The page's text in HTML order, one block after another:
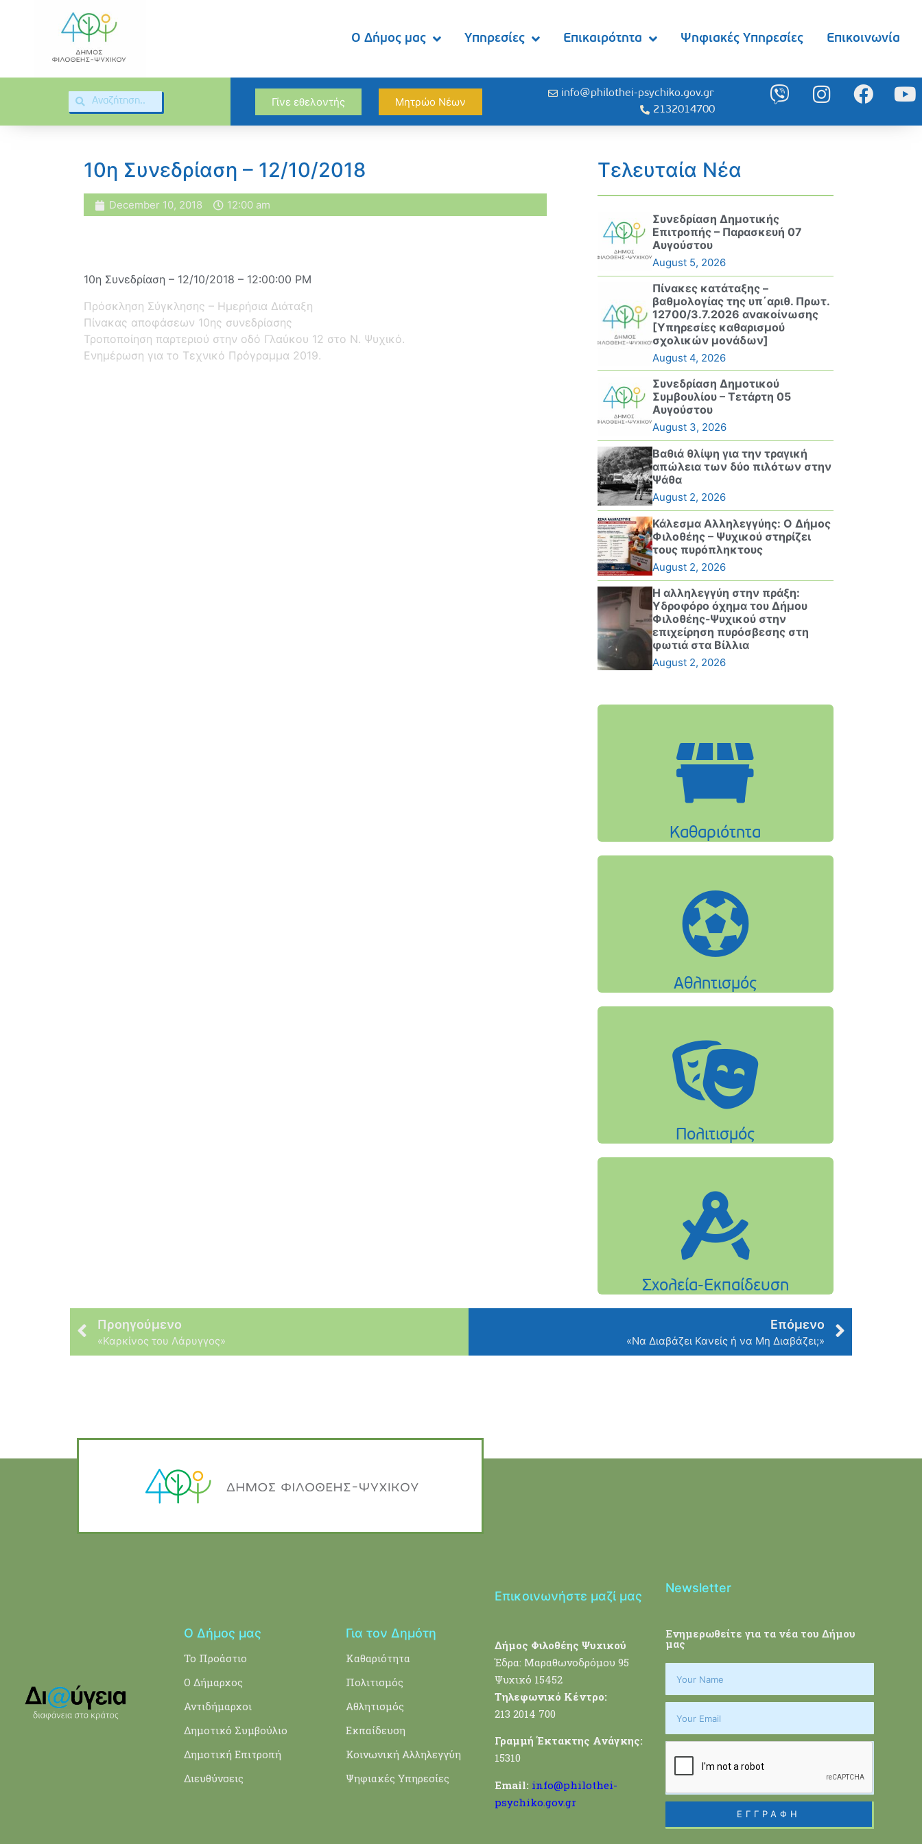
Ο Δήμος μας Υπηρεσίες Επικαιρότητα Ψηφιακές Υπηρεσίες Επικοινωνία
Γίνε εθελοντής Μητρώο Νέων
info@philothei-psychiko.gov.gr
2132014700
10η Συνεδρίαση – 12/10/2018
December 10, 2018 12:00 am
10η Συνεδρίαση – 12/10/2018 – 12:00:00 PM
Πρόσκληση Σύγκλησης – Ημερήσια Διάταξη
Πίνακας αποφάσεων 10ης συνεδρίασης
Τροποποίηση παρτεριού στην οδό Γλαύκου 12 στο Ν. Ψυχικό.
Ενημέρωση για το Τεχνικό Πρόγραμμα 2019.
Τελευταία Νέα
Συνεδρίαση Δημοτικής
Επιτροπής – Παρασκευή 07
Αυγούστου
August 5, 2026
Πίνακες κατάταξης –
βαθμολογίας της υπ΄αριθ. Πρωτ.
12700/3.7.2026 ανακοίνωσης
[Υπηρεσίες καθαρισμού
σχολικών μονάδων]
August 4, 2026
Συνεδρίαση Δημοτικού
Συμβουλίου – Τετάρτη 05
Αυγούστου
August 3, 2026
Βαθιά θλίψη για την τραγική
απώλεια των δύο πιλότων στην
Ψάθα
August 2, 2026
Κάλεσμα Αλληλεγγύης: Ο Δήμος
Φιλοθέης – Ψυχικού στηρίζει
τους πυρόπληκτους
August 2, 2026
Η αλληλεγγύη στην πράξη:
Υδροφόρο όχημα του Δήμου
Φιλοθέης-Ψυχικού στην
επιχείρηση πυρόσβεσης στη
φωτιά στα Βίλλια
August 2, 2026
Προηγούμενο
«Καρκίνος του Λάρυγγος»
Επόμενο
«Να Διαβάζει Κανείς ή να Μη Διαβάζει;»
Ο Δήμος μας
Το Προάστιο
Ο Δήμαρχος
Αντιδήμαρχοι
Δημοτικό Συμβούλιο
Δημοτική Επιτροπή
Διευθύνσεις
Για τον Δημότη
Καθαριότητα
Πολιτισμός
Αθλητισμός
Εκπαίδευση
Κοινωνική Αλληλεγγύη
Ψηφιακές Υπηρεσίες
Επικοινωνήστε μαζί μας
Δήμος Φιλοθέης Ψυχικού
Έδρα: Μαραθωνοδρόμου 95
Ψυχικό 15452
Τηλεφωνικό Κέντρο:
213 2014 700
Γραμμή Έκτακτης Ανάγκης:
15310
Email: info@philothei-
psychiko.gov.gr
Newsletter
Ενημερωθείτε για τα νέα του Δήμου
μας
ΕΓΓΡΑΦΗ